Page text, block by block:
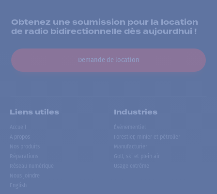
Obtenez une soumission pour la location
de radio bidirectionnelle dès aujourdhui !
Demande de location
Liens utiles
Accueil
À propos
Nos produits
Réparations
Réseau numérique
Nous joindre
English
Industries
Événementiel
Forestier, minier et pétrolier
Manufacturier
Golf, ski et plein air
Usage extrême